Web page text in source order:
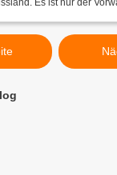
Es ist nur der